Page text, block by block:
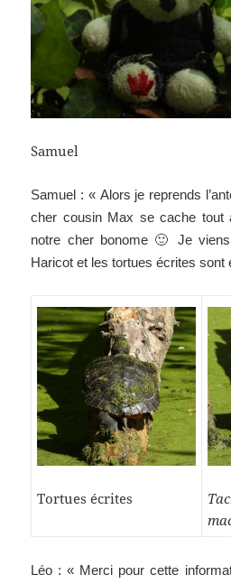
Samuel
Samuel : « Alors je reprends
cher cousin Max se cache tout
notre cher bonome 🙂 Je
Haricot et les tortues écrites sont
Tortues écrites
Léo : « Merci pour cette